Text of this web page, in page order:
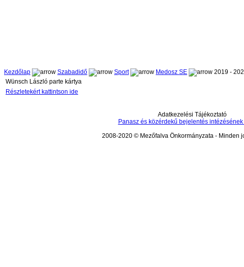
Kezdőlap
Szabadidő Sport Medosz SE
2019 -
Wünsch László parte kártya
Részletekért kattintson ide
Adatkezelési Tájékoztató
Panasz és közérdekű bejelentés
2008-2020 © Mezőfalva Önkormányzata - Minden